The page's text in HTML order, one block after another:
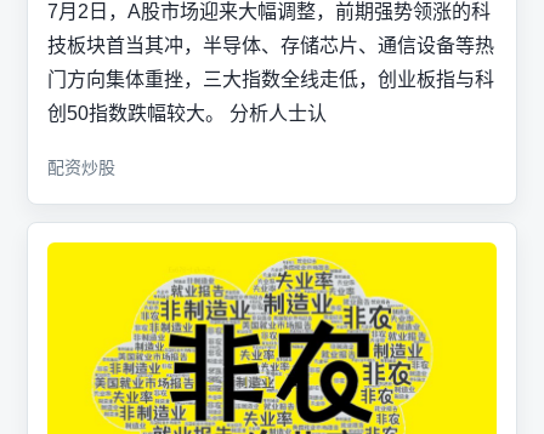
7月2日，A股市场迎来大幅调整，前期强势领涨的科
技板块首当其冲，半导体、存储芯片、通信设备等热
门方向集体重挫，三大指数全线走低，创业板指与科
创50指数跌幅较大。 分析人士认
配资炒股